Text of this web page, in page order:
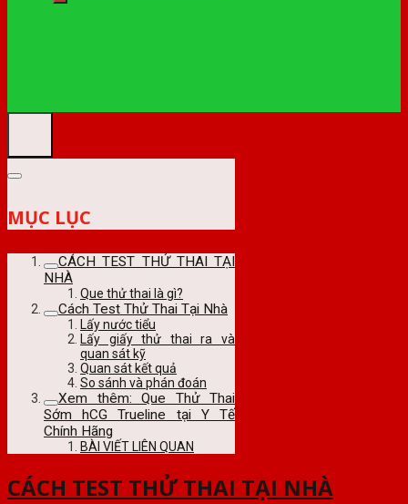
MỤC LỤC
CÁCH TEST THỬ THAI TẠI
NHÀ
Que thử thai là gì?
Cách Test Thử Thai Tại Nhà
Lấy nước tiểu
Lấy giấy thử thai ra và
quan sát kỹ
Quan sát kết quả
So sánh và phán đoán
Xem thêm: Que Thử Thai
Sớm hCG Trueline tại Y Tế
Chính Hãng
BÀI VIẾT LIÊN QUAN
CÁCH TEST THỬ THAI TẠI NHÀ